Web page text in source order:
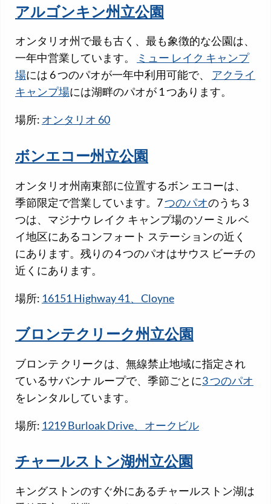
アルゴンキン州立公園
オンタリオ州で最も古く、最も象徴的な公園は、
一年中営業しています。
ミュー レイク キャンプ
場には 6 つのパオが一年中利用可能で、 アクライ
キャンプ場には湖畔のパオが 1 つあります。
場所: オンタリオ 60
ボンエコー州立公園
オンタリオ州南東部に位置するボン エコーは、
季節限定で営業しています。7つのパオのうち 3
つは、マジナウ レイク キャンプ場のソーミル ベ
イ地区にあるコンフォート ステーションの近く
にあります。残りの 4 つのパオはサウス ビーチの
近くにあります。
場所: 16151 Highway 41、Cloyne
ブロンテクリーク州立公園
ブロンテ クリークは、無線禁止地域に指定され
ているサバンナ ループで、季節ごとに3 つのパオ
をレンタルしています。
場所: 1219 Burloak Drive、オークビル
チャールストン湖州立公園
キングストンのすぐ外にあるチャールストン湖は